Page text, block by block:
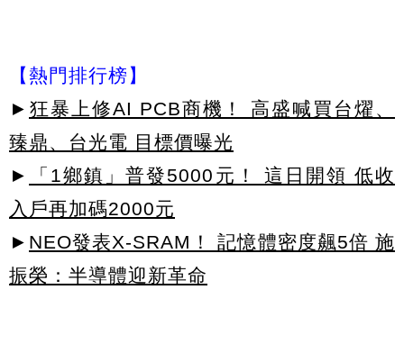
【熱門排行榜】
► 狂暴上修AI PCB商機！ 高盛喊買台燿、
臻鼎、台光電 目標價曝光
►
「1鄉鎮」普發5000元！ 這日開領 低收
入戶再加碼2000元
► NEO發表X-SRAM！ 記憶體密度飆5倍 施
振榮：半導體迎新革命